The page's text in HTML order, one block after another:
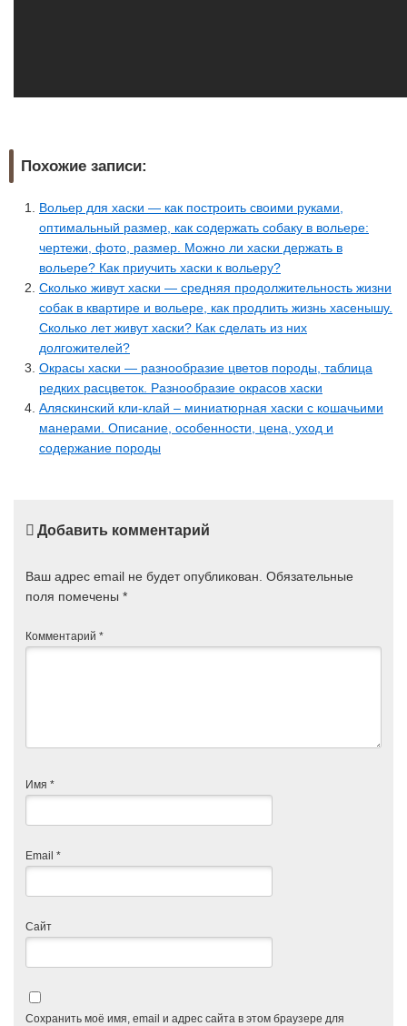
Похожие записи:
Вольер для хаски — как построить своими руками,
оптимальный размер, как содержать собаку в вольере:
чертежи, фото, размер. Можно ли хаски держать в
вольере? Как приучить хаски к вольеру?
Сколько живут хаски — средняя продолжительность жизни
собак в квартире и вольере, как продлить жизнь хасенышу.
Сколько лет живут хаски? Как сделать из них
долгожителей?
Окрасы хаски — разнообразие цветов породы, таблица
редких расцветок. Разнообразие окрасов хаски
Аляскинский кли-клай – миниатюрная хаски с кошачьими
манерами. Описание, особенности, цена, уход и
содержание породы
Добавить комментарий
Ваш адрес email не будет опубликован. Обязательные
поля помечены *
Комментарий *
Имя *
Email *
Сайт
Сохранить моё имя, email и адрес сайта в этом браузере для